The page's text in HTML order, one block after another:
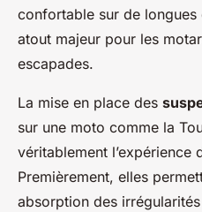
confortable sur de
atout majeur pour les
escapades.
La mise en place des
sur une moto comme la
véritablement l’expérience
Premièrement, elles
absorption des